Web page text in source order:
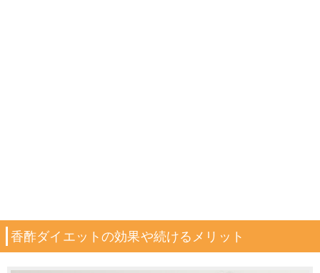
香酢ダイエットの効果や続けるメリット